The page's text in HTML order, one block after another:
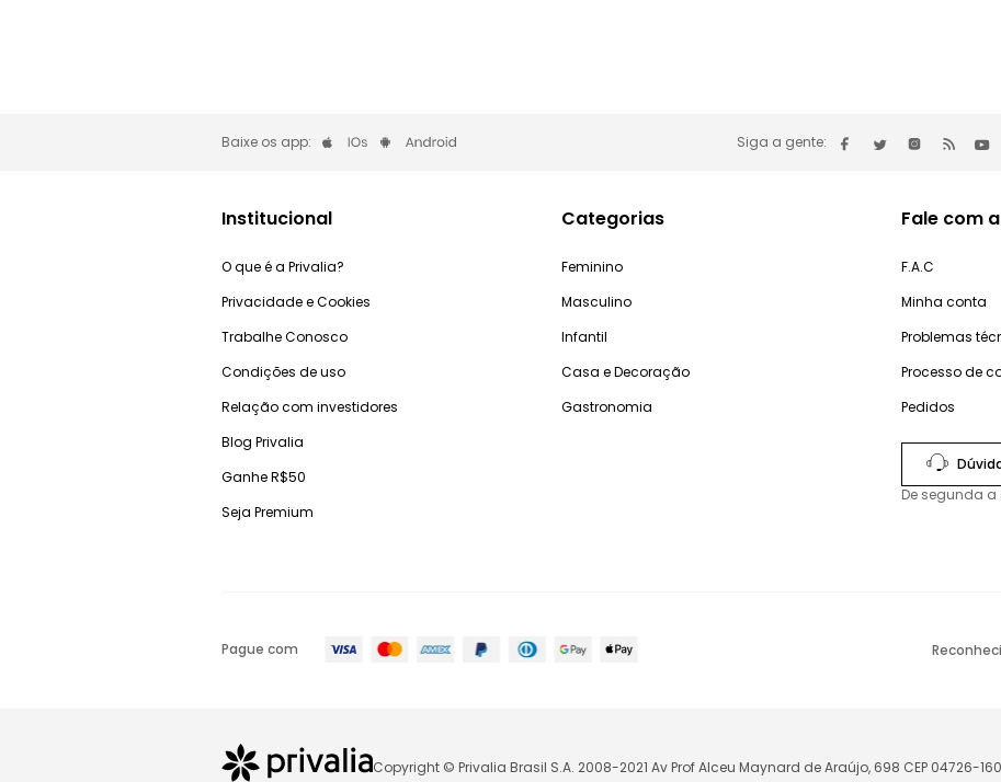
Baixe os app: Siga a gente:
Institucional
O que é a Privalia?
Privacidade e Cookies
Trabalhe Conosco
Condições de uso
Relação com investidores
Blog Privalia
Ganhe R$50
Seja Premium
Categorias
Feminino
Masculino
Infantil
Casa e Decoração
Gastronomia
Fale com
F.A.C
Minha conta
Problemas
Processo de
Pedidos
De segunda
Pague com
Copyright © Privalia Brasil S.A. 2008-2021 Av Prof Alceu Maynard de Araújo, 698 CEP 04726-